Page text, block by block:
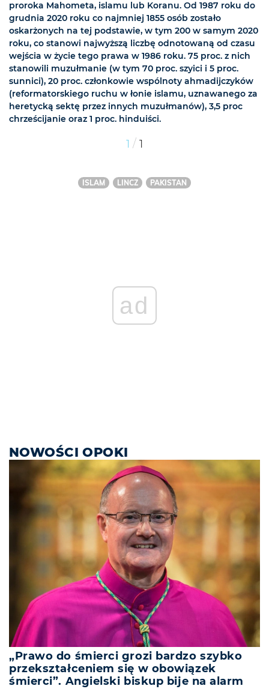
proroka Mahometa, islamu lub Koranu. Od 1987 roku do
grudnia 2020 roku co najmniej 1855 osób zostało
oskarżonych na tej podstawie, w tym 200 w samym 2020
roku, co stanowi najwyższą liczbę odnotowaną od czasu
wejścia w życie tego prawa w 1986 roku. 75 proc. z nich
stanowili muzułmanie (w tym 70 proc. szyici i 5 proc.
sunnici), 20 proc. członkowie wspólnoty ahmadijczyków
(reformatorskiego ruchu w łonie islamu, uznawanego za
heretycką sektę przez innych muzułmanów), 3,5 proc
chrześcijanie oraz 1 proc. hinduiści.
1 / 1
ISLAM LINCZ PAKISTAN
ad
NOWOŚCI OPOKI
„Prawo do śmierci grozi bardzo szybko
przekształceniem się w obowiązek
śmierci”. Angielski biskup bije na alarm